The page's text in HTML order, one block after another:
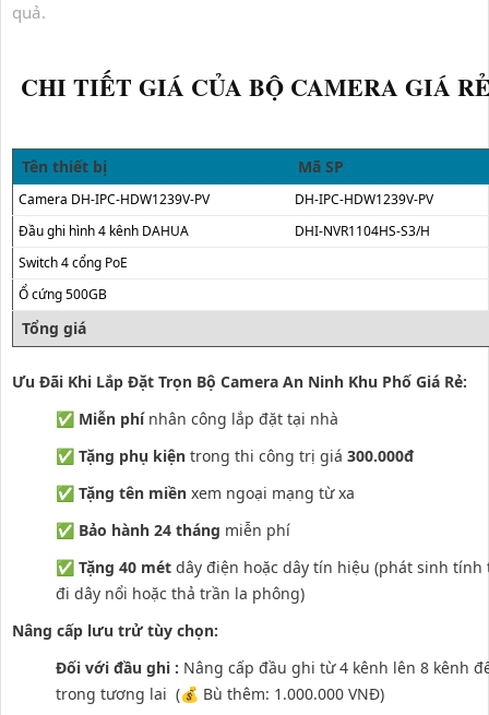
quả.
CHI TIẾT GIÁ CỦA BỘ CAMERA GIÁ
Tên thiết bị Mã SP
Camera DH-IPC-HDW1239V-PV
DH-IPC-HDW1239V-PV
Đầu ghi hình 4 kênh DAHUA
DHI-NVR1104HS-S3/H
Switch 4 cổng PoE
Ổ cứng 500GB
Tổng giá
Ưu Đãi Khi Lắp Đặt Trọn Bộ Camera An Ninh Khu Phố Giá Rẻ:
✅ Miễn phínhân công lắp đặt tại nhà
✅ Tặng phụ kiện trong thi công trị giá 300.000đ
✅ Tặng tên miền xem ngoại mạng từ xa
✅ Bảo hành 24 tháng miễn phí
✅ Tặng 40 mét dây điện hoặc dây tín hiệu (phát sinh
đi dây nổi hoặc thả trần la phông)
Nâng cấp lưu trử tùy chọn:
Đối với đầu ghi : Nâng cấp đầu ghi từ 4 kênh lên 8 kênh
trong tương lai (💰 Bù thêm: 1.000.000 VNĐ)